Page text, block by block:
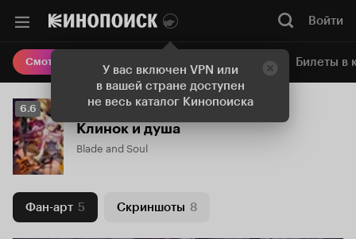
У вас включен VPN или
в вашей стране доступен
не весь каталог Кинопоиска
Войти
Смотреть кино Онлайн-кинотеатр Билеты в
Рейтинг
Кинопоиска
6.6
6.6
Клинок и душа
Blade and Soul
Фан-арт 5 Скриншоты 8